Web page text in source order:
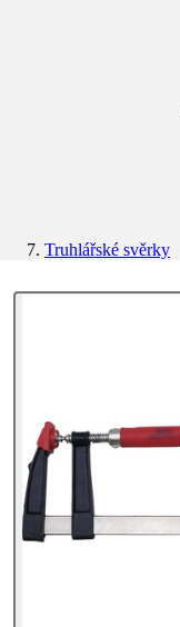
Truhlářské svěrky